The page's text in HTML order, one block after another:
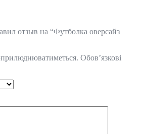
отзыв на “Футболка оверсайз
Обов’язкові